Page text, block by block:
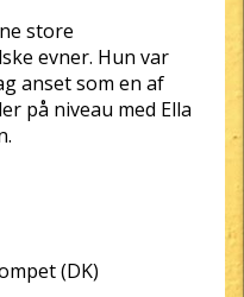
store
evner. Hun var
anset som en af
på niveau med Ella
(DK)